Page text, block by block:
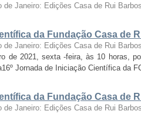
de Janeiro: Edições Casa de Rui
da Fundação Casa de
de Janeiro: Edições Casa de Rui
de 2021, sexta -feira, às 10 horas,
Jornada de Iniciação Científica da
da Fundação Casa de
de Janeiro: Edições Casa de Rui